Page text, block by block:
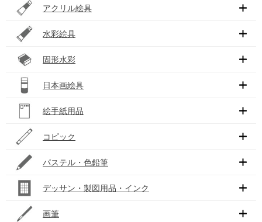
アクリル絵具
水彩絵具
固形水彩
日本画絵具
絵手紙用品
コピック
パステル・色鉛筆
デッサン・製図用品・インク
画筆